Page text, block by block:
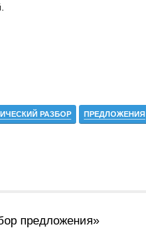
РАЗБОР ПРЕДЛОЖЕНИЯ
предложения»